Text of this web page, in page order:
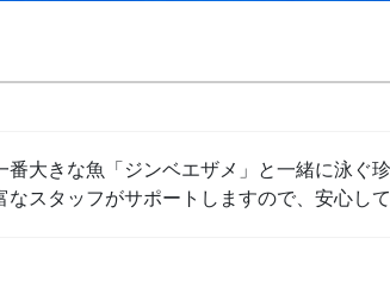
番大きな魚「ジンベエザメ」と一緒に泳ぐ
なスタッフがサポートしますので、安心し